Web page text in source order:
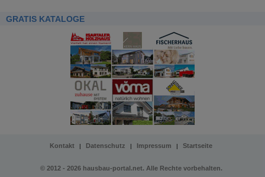
GRATIS KATALOGE
Kontakt Datenschutz Impressum Startseite
© 2012 - 2026 hausbau-portal.net. Alle Rechte vorbehalten.